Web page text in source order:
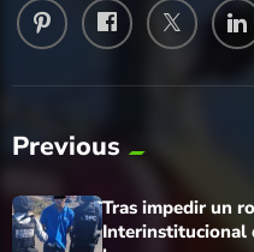
Previous
Tras impedir un
Interinstitucional